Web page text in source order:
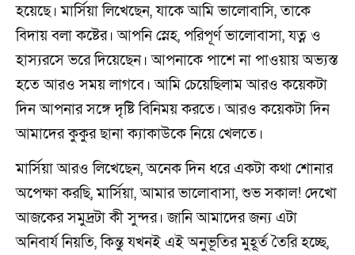
হয়েছে। মার্সিয়া লিখেছেন, যাকে আমি ভালোবাসি, তাকে
বিদায় বলা কষ্টের। আপনি স্নেহ, পরিপূর্ণ ভালোবাসা, যত্ন ও
হাস্যরসে ভরে দিয়েছেন। আপনাকে পাশে না পাওয়ায় অভ্যস্ত
হতে আরও সময় লাগবে। আমি চেয়েছিলাম আরও কয়েকটা
দিন আপনার সঙ্গে দৃষ্টি বিনিময় করতে। আরও কয়েকটা দিন
আমাদের কুকুর ছানা ক্যাকাউকে নিয়ে খেলতে।
মার্সিয়া আরও লিখেছেন, অনেক দিন ধরে একটা কথা শোনার
অপেক্ষা করছি, মার্সিয়া, আমার ভালোবাসা, শুভ সকাল! দেখো
আজকের সমুদ্রটা কী সুন্দর। জানি আমাদের জন্য এটা
অনিবার্য নিয়তি, কিন্তু যখনই এই অনুভূতির মুহূর্ত তৈরি হচ্ছে,